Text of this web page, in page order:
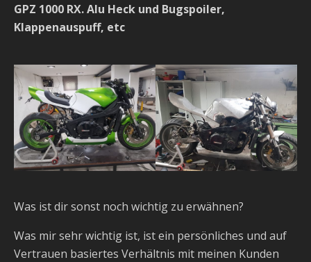
GPZ 1000 RX. Alu Heck und Bugspoiler,
Klappenauspuff, etc
Was ist dir sonst noch wichtig zu erwähnen?
Was mir sehr wichtig ist, ist ein persönliches und auf
Vertrauen basiertes Verhältnis mit meinen Kunden